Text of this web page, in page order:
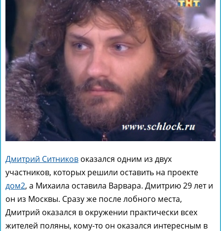
Дмитрий Ситников оказался одним из двух
участников, которых решили оставить на проекте
дом2, а Михаила оставила Варвара. Дмитрию 29 лет и
он из Москвы. Сразу же после лобного места,
Дмитрий оказался в окружении практически всех
жителей поляны, кому-то он оказался интересным в